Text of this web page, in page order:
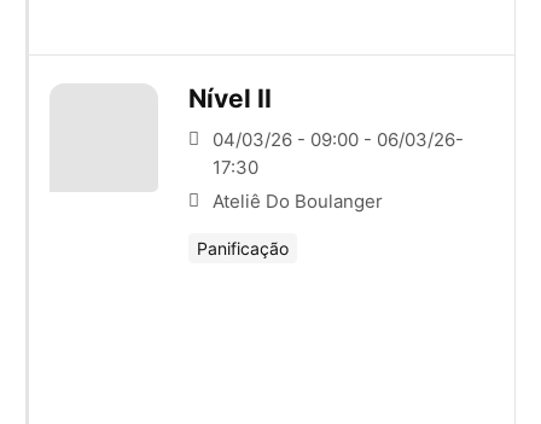
Nível II
04/03/26 - 09:00 - 06/03/26-
17:30
Ateliê Do Boulanger
Panificação